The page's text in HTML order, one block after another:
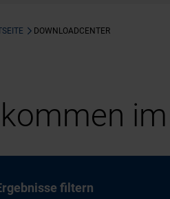
DOWNLOADCENTER
filtern